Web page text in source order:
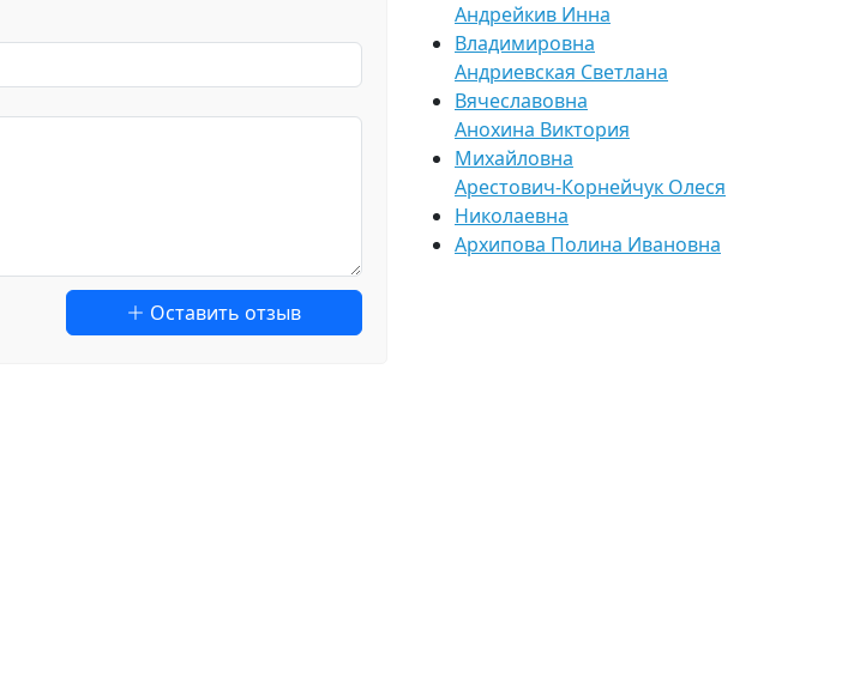
Оставить отзыв
Андрейкив Инна
Владимировна
Андриевская Светлана
Вячеславовна
Анохина Виктория
Михайловна
Арестович-Корнейчук Олеся
Николаевна
Архипова Полина Ивановна